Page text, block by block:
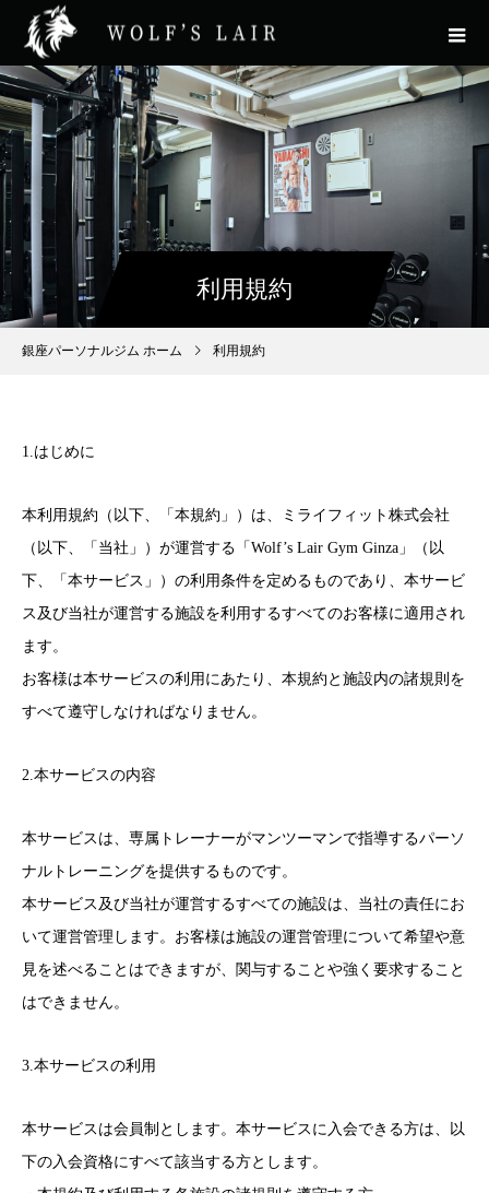
利用規約
銀座パーソナルジム ホーム 利用規約
1.はじめに
本利用規約（以下、「本規約」）は、ミライフィット株式会社
（以下、「当社」）が運営する「Wolf’s Lair Gym Ginza」（以
下、「本サービス」）の利用条件を定めるものであり、本サービ
ス及び当社が運営する施設を利用するすべてのお客様に適用され
ます。
お客様は本サービスの利用にあたり、本規約と施設内の諸規則を
すべて遵守しなければなりません。
2.本サービスの内容
本サービスは、専属トレーナーがマンツーマンで指導するパーソ
ナルトレーニングを提供するものです。
本サービス及び当社が運営するすべての施設は、当社の責任にお
いて運営管理します。お客様は施設の運営管理について希望や意
見を述べることはできますが、関与することや強く要求すること
はできません。
3.本サービスの利用
本サービスは会員制とします。本サービスに入会できる方は、以
下の入会資格にすべて該当する方とします。